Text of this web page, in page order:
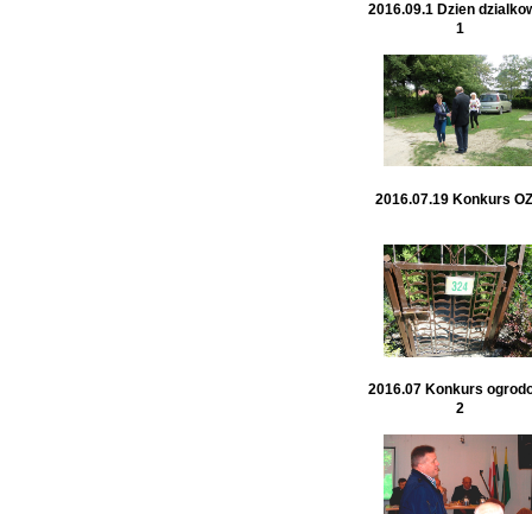
2016.09.1 Dzien
1
2016.07.19 Konkurs
2016.07 Konkurs
2